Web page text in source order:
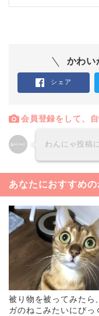
かわい
シェア
会員登録をして、
わんにゃ投稿
あなたにおすすめの
被り物を被ってみたら
ガのねこみたいにびっ